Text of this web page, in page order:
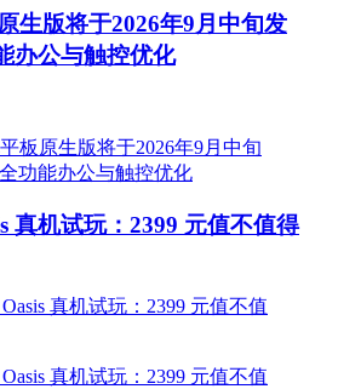
生版将于2026年9月中旬发
办公与触控优化
真机试玩：2399 元值不值得